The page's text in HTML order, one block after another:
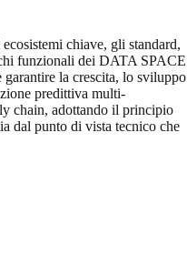
chiave, gli standard,
funzionali dei DATA SPACE
la crescita, lo sviluppo
predittiva multi-
chain, adottando il principio
dal punto di vista tecnico che